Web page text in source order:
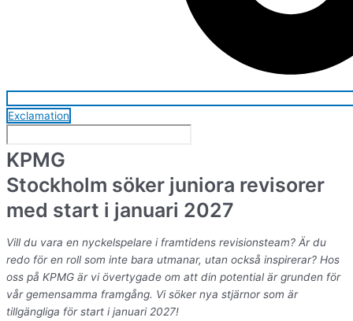
Exclamation
KPMG
Stockholm söker juniora revisorer
med start i januari 2027
Vill du vara en nyckelspelare i framtidens revisionsteam? Är du
redo för en roll som inte bara utmanar, utan också inspirerar? Hos
oss på KPMG är vi övertygade om att din potential är grunden för
vår gemensamma framgång. Vi söker nya stjärnor som är
tillgängliga för start i januari 2027!